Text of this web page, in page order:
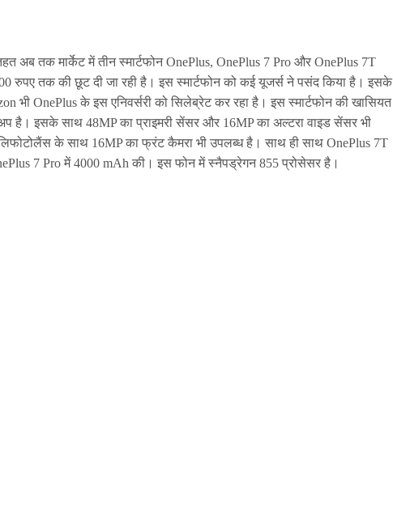
अब तक मार्केट में तीन स्मार्टफोन OnePlus, OnePlus 7 Pro और OnePlus 7T
रुपए तक की छूट दी जा रही है। इस स्मार्टफोन को कई यूजर्स ने पसंद किया है। इसके
भी OnePlus के इस एनिवर्सरी को सिलेब्रेट कर रहा है। इस स्मार्टफोन की खासियत
है। इसके साथ 48MP का प्राइमरी सेंसर और 16MP का अल्टरा वाइड सेंसर भी
के साथ 16MP का फ्रंट कैमरा भी उपलब्ध है। साथ ही साथ OnePlus 7T
7 Pro में 4000 mAh की। इस फोन में स्नैपड्रेगन 855 प्रोसेसर है।